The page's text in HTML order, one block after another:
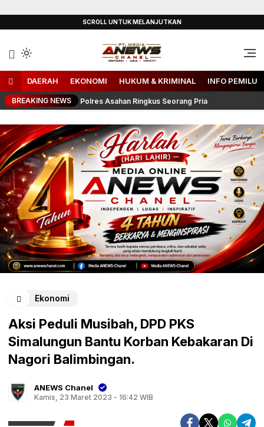
ke
SCROLL UNTUK MELANJUTKAN
ANEWS-Chanel
Independen, Lugas & Inspiratif
DAERAH EKONOMI HUKUM & KRIMINAL INFO PEMILU
BREAKING NEWS
Panjaitan, Polres Asahan Ringkus Seorang Pria
Ekonomi
Aksi Peduli Musibah, DPD PKS
Simalungun Bantu Korban Kebakaran Di
Nagori Balimbingan.
ANEWS Chanel
Kamis, 23 Maret 2023 - 16:42 WIB